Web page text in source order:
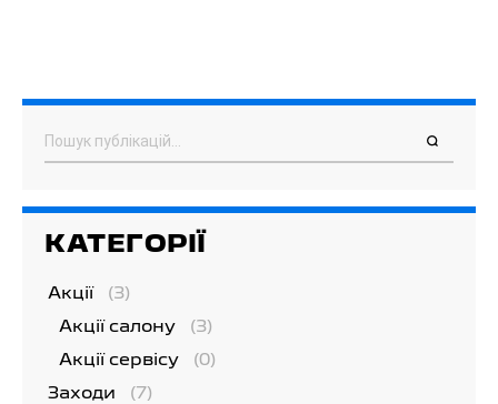
Пошук
КАТЕГОРІЇ
Акції (3)
Акції салону (3)
Акції сервісу (0)
Заходи (7)